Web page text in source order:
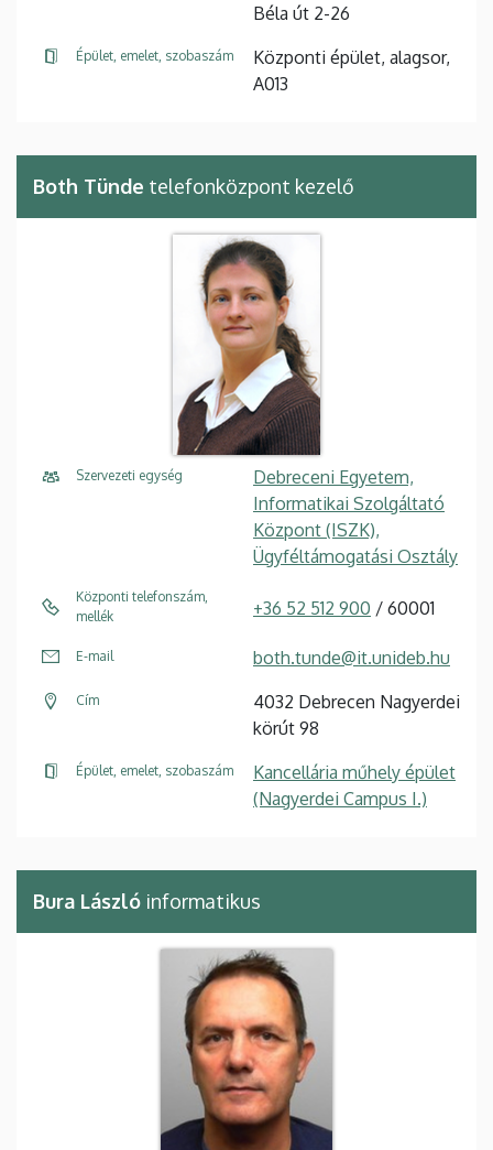
Béla út 2-26
Épület, emelet, szobaszám
Központi épület, alagsor,
A013
Both Tünde telefonközpont kezelő
Szervezeti egység
Debreceni Egyetem,
Informatikai Szolgáltató
Központ (ISZK),
Ügyféltámogatási Osztály
Központi telefonszám,
mellék
+36 52 512 900 / 60001
E-mail both.tunde@it.unideb.hu
Cím
4032 Debrecen Nagyerdei
körút 98
Épület, emelet, szobaszám
Kancellária műhely épület
(Nagyerdei Campus I.)
Bura László informatikus